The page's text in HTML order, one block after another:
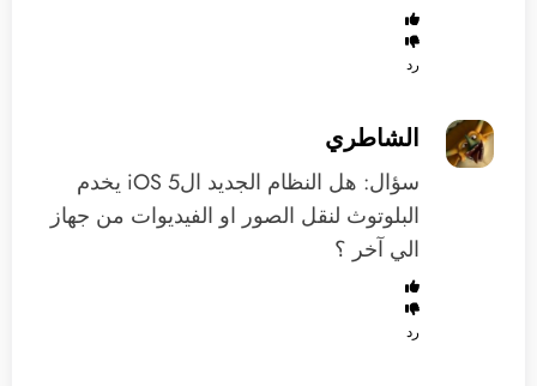
رد
الشاطري
سؤال: هل النظام الجديد الiOS 5 يخدم
البلوتوث لنقل الصور او الفيديوات من جهاز
الي آخر ؟
رد